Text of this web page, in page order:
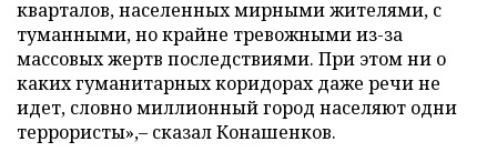
кварталов, населенных мирными жителями, с
туманными, но крайне тревожными из-за
массовых жертв последствиями. При этом ни о
каких гуманитарных коридорах даже речи не
идет, словно миллионный город населяют одни
террористы»,– сказал Конашенков.